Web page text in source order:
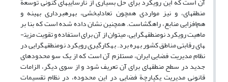
منطقه­ای، و نیز مواردی همچون تعادل­بخشی، بهره­برداری بهینه و
هم‌افزایی منابع، راهگشاست. همچنین نشان داده شده است که بنا بر
ماهیت رویکرد نو­منطقه­گرایی، می­توان از آن برای استفاده و تقویت مزیت­
های رقابتی مناطق کشور بهره برد. به­کارگیری رویکرد نومنطقه­گرایی در
نظام مدیریت فضایی ایران، مستلزم آن است که از یک سو محدوده­ای
جدید در سطح منطقه­ای برای آن تعریف شود و از سوی دیگر، الزامات
قانونی مدیریت یکپارچة فضایی در این محدوده، در نظام تقسیمات